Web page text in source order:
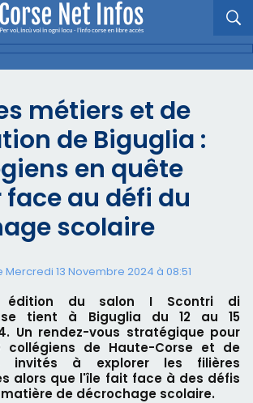
métiers et de
de Biguglia :
en quête
au défi du
scolaire
13 Novembre 2024 à 08:51
édition du salon I Scontri di
se tient à Biguglia du 12 au 15
Un rendez-vous stratégique pour
collégiens de Haute-Corse et de
invités à explorer les filières
alors que l'île fait face à des défis
de décrochage scolaire.